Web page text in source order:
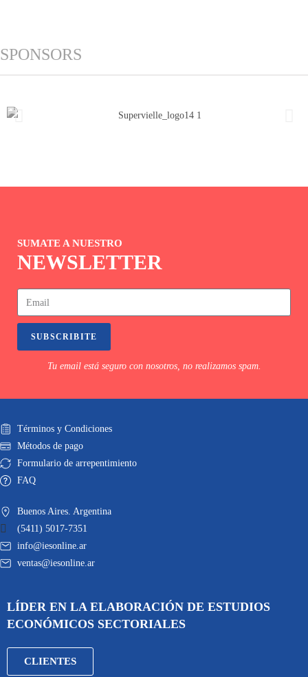
SPONSORS
SUMATE A NUESTRO
NEWSLETTER
SUBSCRIBITE
Tu email está seguro con nosotros, no realizamos spam.
Términos y Condiciones
Métodos de pago
Formulario de arrepentimiento
FAQ
Buenos Aires. Argentina
(5411) 5017-7351
info@iesonline.ar
ventas@iesonline.ar
LÍDER EN LA ELABORACIÓN DE ESTUDIOS
ECONÓMICOS SECTORIALES
CLIENTES